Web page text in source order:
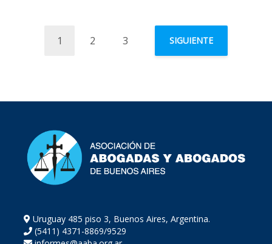
1 2 3 SIGUIENTE
Uruguay 485 piso 3, Buenos Aires, Argentina.
(5411) 4371-8869/9529